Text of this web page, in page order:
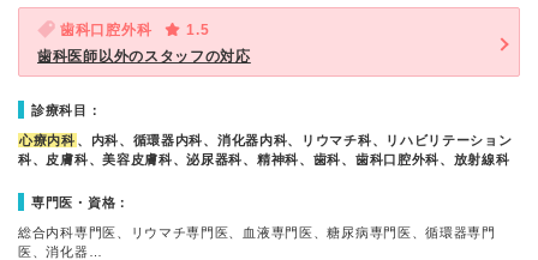
歯科口腔外科
1.5
歯科医師以外のスタッフの対応
診療科目：
心療内科 、内科、循環器内科、消化器内科、リウマチ科、リハビリテーション
科、皮膚科、美容皮膚科、泌尿器科、精神科、歯科、歯科口腔外科、放射線科
専門医・資格：
総合内科専門医、リウマチ専門医、血液専門医、糖尿病専門医、循環器専門
医、消化器…